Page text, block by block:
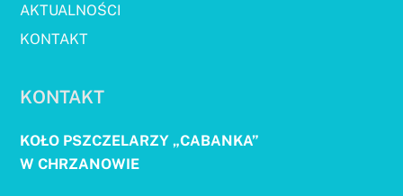
AKTUALNOŚCI
KONTAKT
KONTAKT
KOŁO PSZCZELARZY „CABANKA”
W CHRZANOWIE